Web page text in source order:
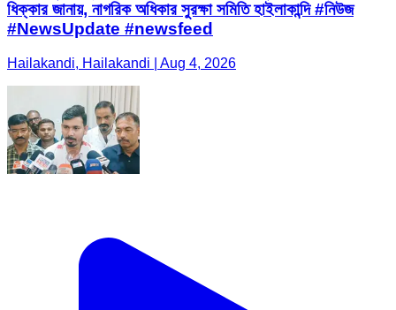
ধিক্কার জানায়, নাগরিক অধিকার সুরক্ষা সমিতি হাইলাকান্দি #নিউজ
#NewsUpdate #newsfeed
Hailakandi, Hailakandi | Aug 4, 2026